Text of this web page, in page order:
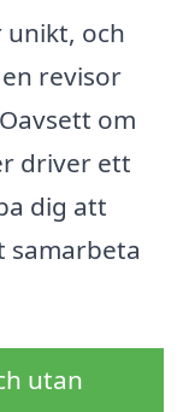
och
revisor
om
driver ett
dig att
samarbeta
utan